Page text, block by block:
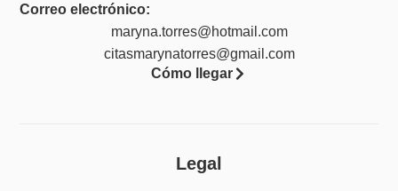
Correo electrónico:
maryna.torres@hotmail.com
citasmarynatorres@gmail.com
Cómo llegar
Legal